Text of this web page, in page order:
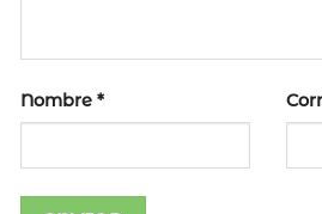
Nombre *